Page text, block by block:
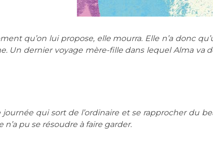
qu’on lui propose, elle mourra. Elle n’a donc
Un dernier voyage mère-fille dans lequel Alma va
qui sort de l’ordinaire et se rapprocher du
pu se résoudre à faire garder.